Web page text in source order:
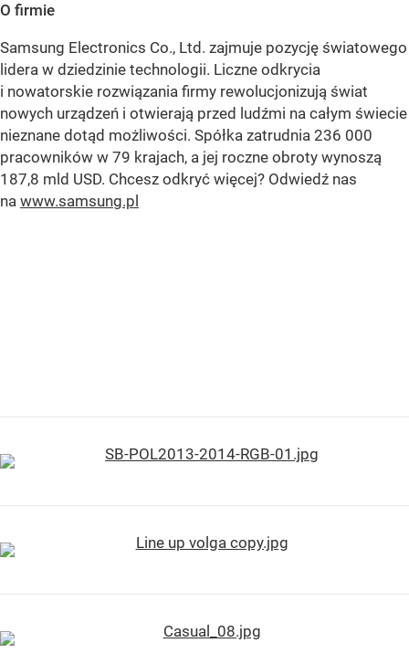
O firmie
Samsung Electronics Co., Ltd. zajmuje pozycję światowego
lidera w dziedzinie technologii. Liczne odkrycia
i nowatorskie rozwiązania firmy rewolucjonizują świat
nowych urządzeń i otwierają przed ludźmi na całym świecie
nieznane dotąd możliwości. Spółka zatrudnia 236 000
pracowników w 79 krajach, a jej roczne obroty wynoszą
187,8 mld USD. Chcesz odkryć więcej? Odwiedź nas
na www.samsung.pl